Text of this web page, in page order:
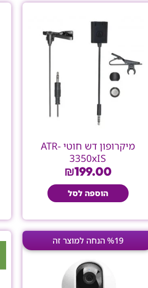
מיקרופון דש חוטי ATR-
3350xIS
₪199.00
הוספה לסל
%19 הנחה למוצר זה
המחיר
המקורי
היה:
₪245.00.
המחיר
הנוכחי
₪199.00.